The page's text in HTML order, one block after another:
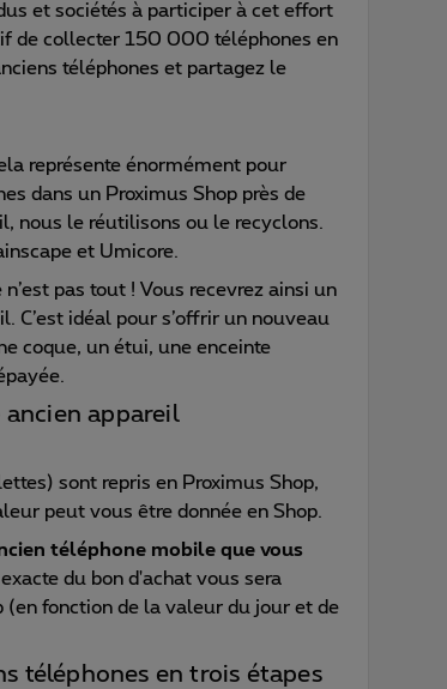
et sociétés à participer à cet effort
de collecter 150 000 téléphones en
téléphones et partagez le
représente énormément pour
dans un Proximus Shop près de
nous le réutilisons ou le recyclons.
et Umicore.
pas tout ! Vous recevrez ainsi un
C’est idéal pour s’offrir un nouveau
coque, un étui, une enceinte
appareil
sont repris en Proximus Shop,
peut vous être donnée en Shop.
téléphone mobile que vous
du bon d'achat vous sera
(en fonction de la valeur du jour et de
téléphones en trois étapes